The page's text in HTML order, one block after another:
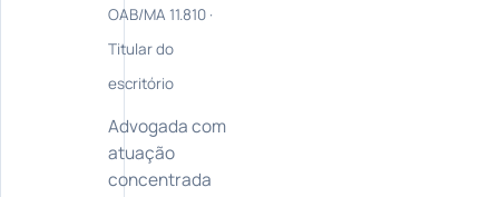
OAB/MA 11.810 ·
Titular do
escritório
Advogada com
atuação
concentrada